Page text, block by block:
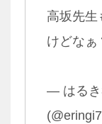
高坂先
けどなぁ
— はるき